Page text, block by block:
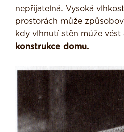
nepřijatelná. Vysoká
prostorách může
kdy vlhnutí stěn může vést
konstrukce domu.